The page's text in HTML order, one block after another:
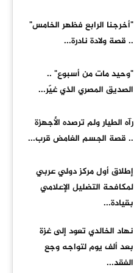
"أخرجنا الرابع فظهر الخامس"
.. قصة ولادة نادرة...
"وحيد مات من أسبوع" ..
الصديق المصري الذي غيّر...
رآه الطيار ولم ترصده الأجهزة
.. قصة الجسم الغامض قرب...
إطلاق أول مركز دولي عربي
لمكافحة التضليل الإعلامي
بقيادة...
نهاد الخالدي تعود إلى غزة
بعد ألف يوم لتواجه وجع
الفقد...